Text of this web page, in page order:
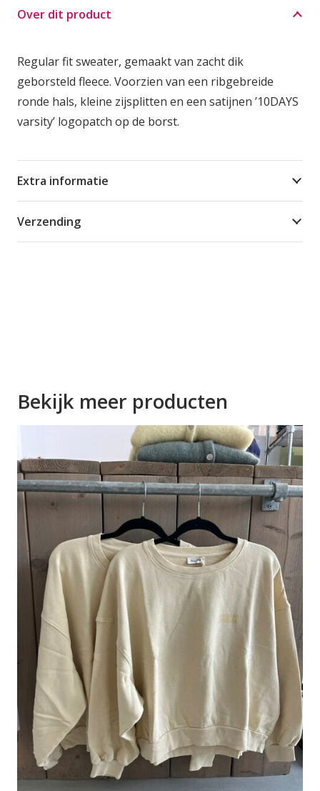
aantal
Over dit product
Regular fit sweater, gemaakt van zacht dik
geborsteld fleece. Voorzien van een ribgebreide
ronde hals, kleine zijsplitten en een satijnen ’10DAYS
varsity’ logopatch op de borst.
Extra informatie
Verzending
Bekijk meer producten